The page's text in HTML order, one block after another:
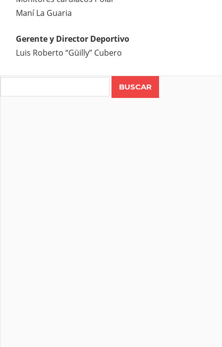
Maní La Guaria
Gerente y Director Deportivo
Luis Roberto “Güilly” Cubero